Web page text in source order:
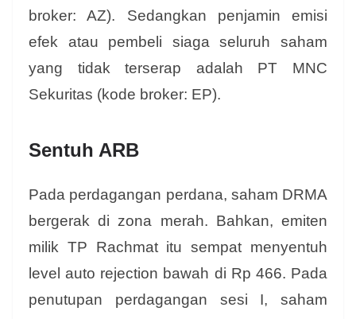
broker: AZ). Sedangkan penjamin emisi
efek atau pembeli siaga seluruh saham
yang tidak terserap adalah PT MNC
Sekuritas (kode broker: EP).
Sentuh ARB
Pada perdagangan perdana, saham DRMA
bergerak di zona merah. Bahkan, emiten
milik TP Rachmat itu sempat menyentuh
level auto rejection bawah di Rp 466. Pada
penutupan perdagangan sesi I, saham